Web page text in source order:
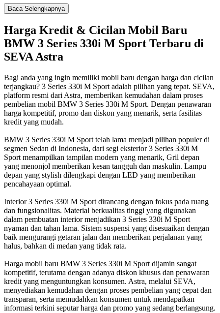
Baca Selengkapnya
Harga Kredit & Cicilan Mobil Baru
BMW 3 Series 330i M Sport Terbaru di
SEVA Astra
Bagi anda yang ingin memiliki mobil baru dengan harga dan cicilan
terjangkau? 3 Series 330i M Sport adalah pilihan yang tepat. SEVA,
platform resmi dari Astra, memberikan kemudahan dalam proses
pembelian mobil BMW 3 Series 330i M Sport. Dengan penawaran
harga kompetitif, promo dan diskon yang menarik, serta fasilitas
kredit yang mudah.
BMW 3 Series 330i M Sport telah lama menjadi pilihan populer di
segmen Sedan di Indonesia, dari segi eksterior 3 Series 330i M
Sport menampilkan tampilan modern yang menarik, Gril depan
yang menonjol memberikan kesan tangguh dan maskulin. Lampu
depan yang stylish dilengkapi dengan LED yang memberikan
pencahayaan optimal.
Interior 3 Series 330i M Sport dirancang dengan fokus pada ruang
dan fungsionalitas. Material berkualitas tinggi yang digunakan
dalam pembuatan interior menjadikan 3 Series 330i M Sport
nyaman dan tahan lama. Sistem suspensi yang disesuaikan dengan
baik mengurangi getaran jalan dan memberikan perjalanan yang
halus, bahkan di medan yang tidak rata.
Harga mobil baru BMW 3 Series 330i M Sport dijamin sangat
kompetitif, terutama dengan adanya diskon khusus dan penawaran
kredit yang menguntungkan konsumen. Astra, melalui SEVA,
menyediakan kemudahan dengan proses pembelian yang cepat dan
transparan, serta memudahkan konsumen untuk mendapatkan
informasi terkini seputar harga dan promo yang sedang berlangsung.